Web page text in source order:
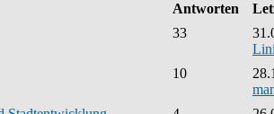
Antworten
33
10